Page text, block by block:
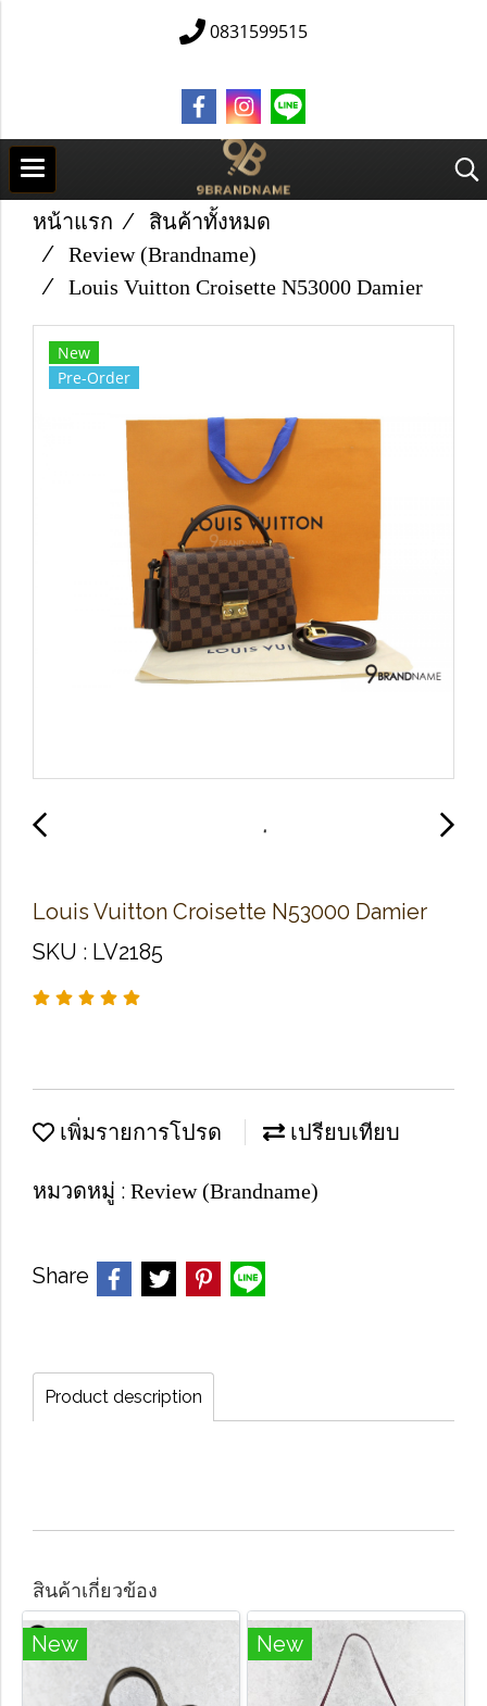
0831599515
หน้าแรก
สินค้าทั้งหมด
Review (Brandname)
Louis Vuitton Croisette N53000 Damier
New
Pre-Order
Louis Vuitton Croisette N53000 Damier
SKU : LV2185
เพิ่มรายการโปรด เปรียบเทียบ
หมวดหมู่ : Review (Brandname)
Share
Product description
สินค้าเกี่ยวข้อง
New New